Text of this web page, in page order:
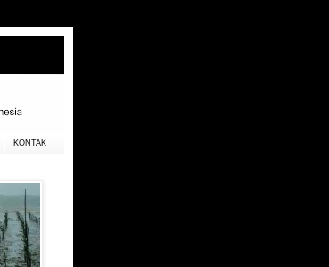
KONTAK